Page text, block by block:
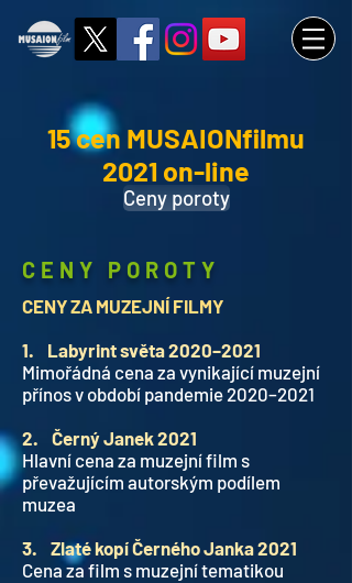
15 cen MUSAIONfilmu
2021 on-line
Ceny poroty
CENY POROTY
CENY ZA MUZEJNÍ FILMY
1. Labyrint světa 2020–2021
Mimořádná cena za vynikající muzejní
přínos v období pandemie 2020–2021
2. Černý Janek 2021
Hlavní cena za muzejní film s
převažujícím autorským podílem
muzea
3. Zlaté kopí Černého Janka 2021
Cena za film s muzejní tematikou